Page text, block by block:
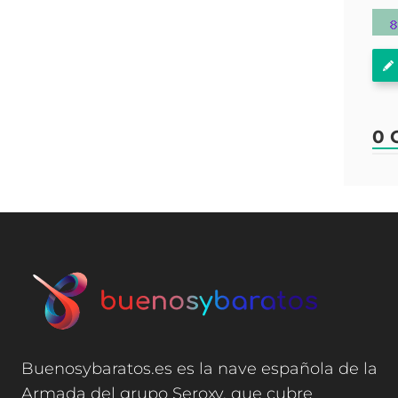
0
Buenosybaratos.es es la nave española de la
Armada del grupo Seroxy, que cubre